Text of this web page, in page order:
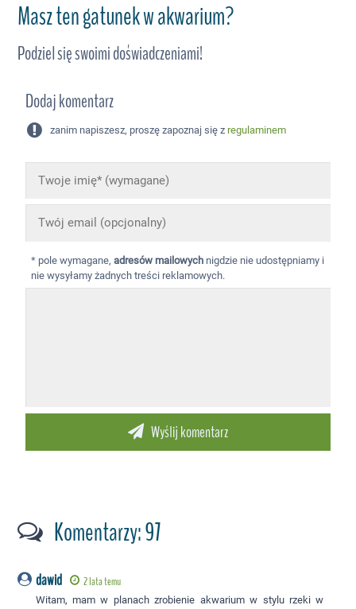
Masz ten gatunek w akwarium?
Podziel się swoimi doświadczeniami!
Dodaj komentarz
zanim napiszesz, proszę zapoznaj się z regulaminem
* pole wymagane,adresów mailowych nigdzie nie udostępniamy i
nie wysyłamy żadnych treści reklamowych.
Komentarzy: 97
dawid 2 lata temu
Witam, mam w planach zrobienie akwarium w stylu rzeki w